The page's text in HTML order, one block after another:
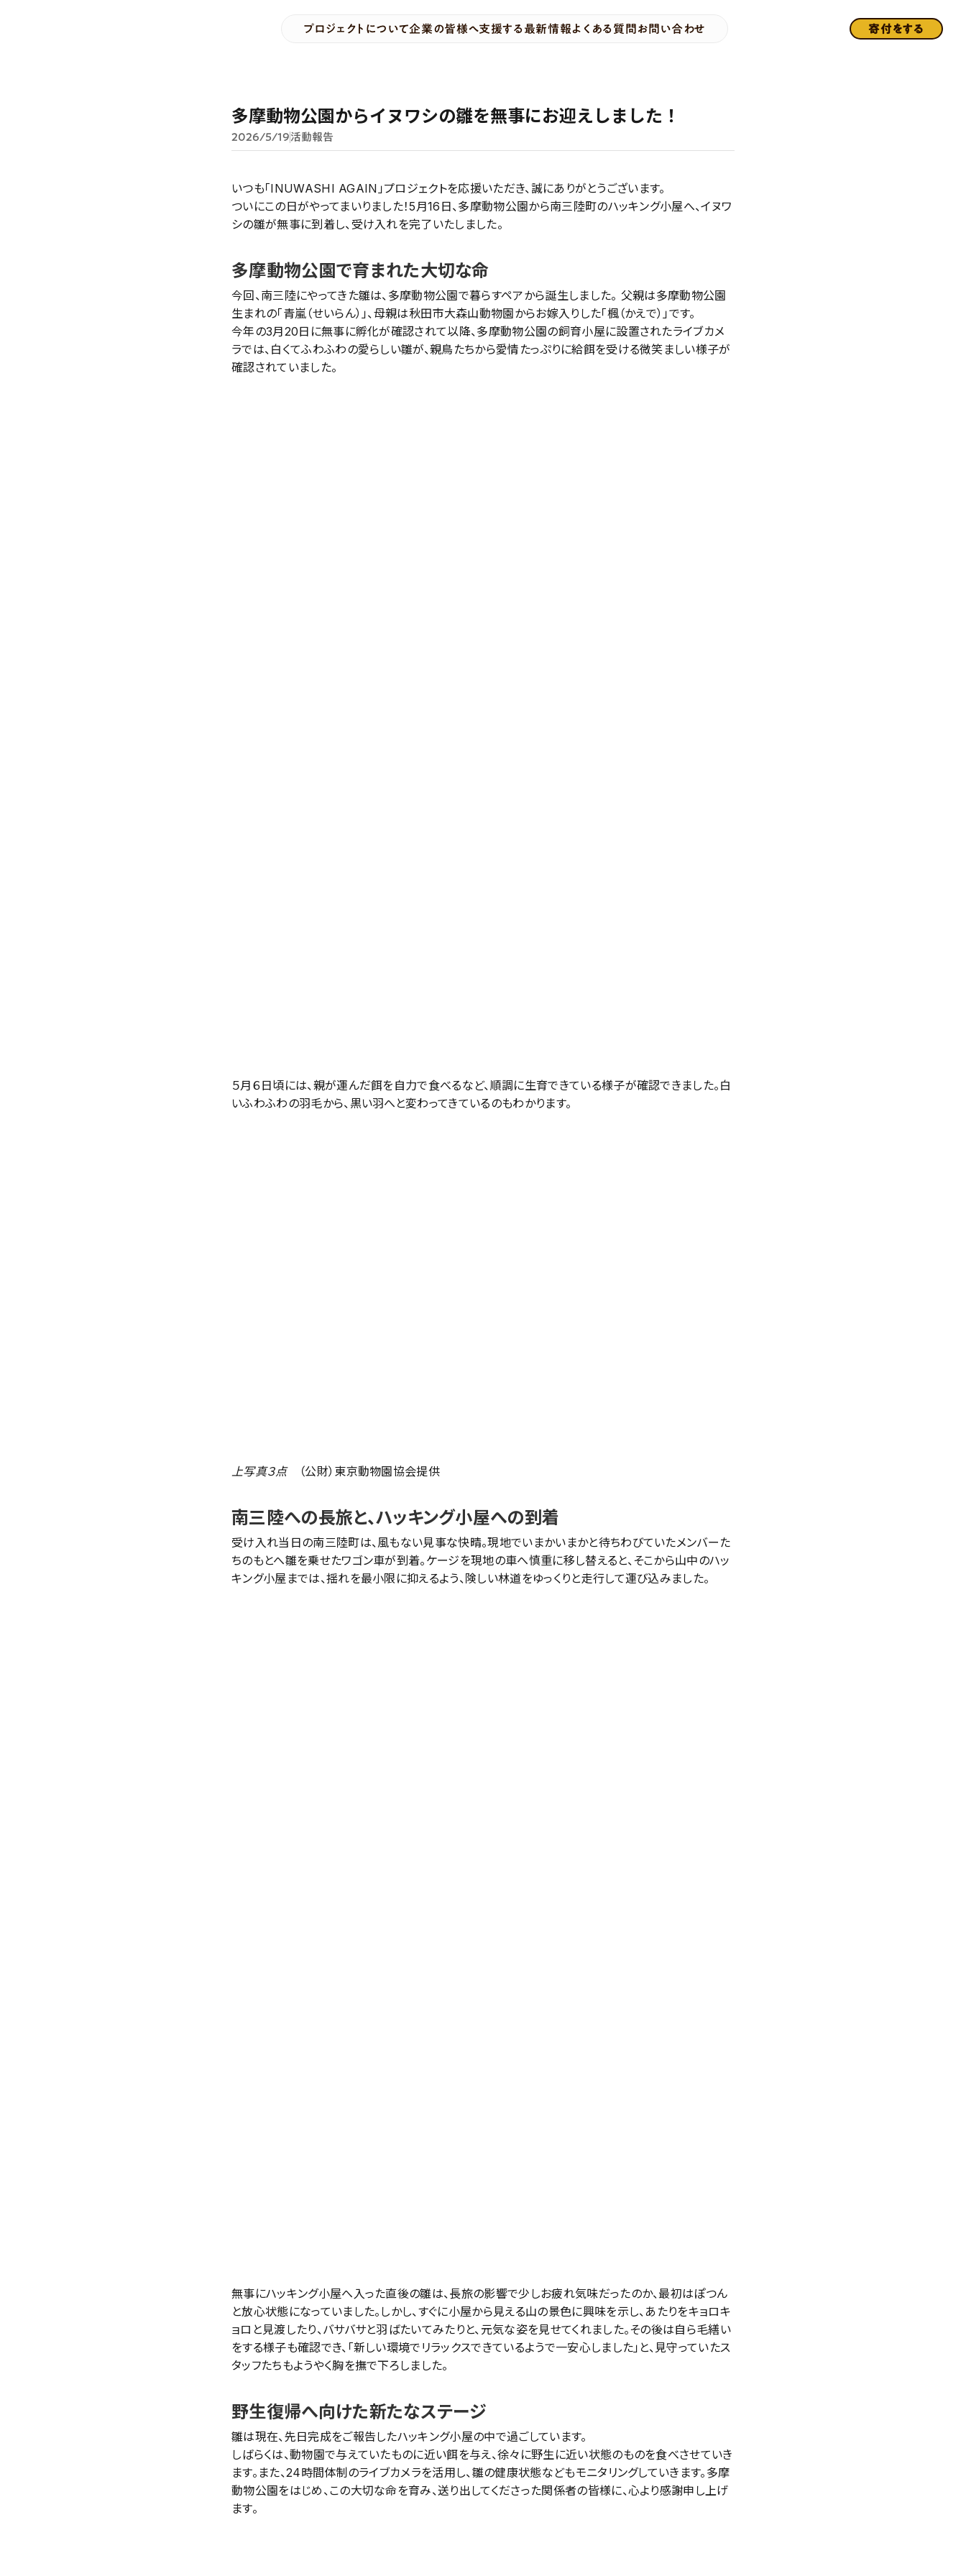
プロジェクトについて企業の皆様へ支援する最新情報よくある質問お問い合わせ 寄付をする
2026/5/19活動報告
多摩動物公園からイヌワシの雛を無事にお迎えしました！
いつも「INUWASHI AGAIN」プロジェクトを応援いただき、誠にありがとうございます。
ついにこの日がやってまいりました！5月16日、多摩動物公園から南三陸町のハッキング小屋へ、イヌワ
シの雛が無事に到着し、受け入れを完了いたしました。
多摩動物公園で育まれた大切な命
今回、南三陸にやってきた雛は、多摩動物公園で暮らすペアから誕生しました。 父親は多摩動物公園
生まれの「青嵐（せいらん）」、母親は秋田市大森山動物園からお嫁入りした「楓（かえで）」です。
今年の3月20日に無事に孵化が確認されて以降、多摩動物公園の飼育小屋に設置されたライブカメ
ラでは、白くてふわふわの愛らしい雛が、親鳥たちから愛情たっぷりに給餌を受ける微笑ましい様子が
確認されていました。
５月６日頃には、親が運んだ餌を自力で食べるなど、順調に生育できている様子が確認できました。白
いふわふわの羽毛から、黒い羽へと変わってきているのもわかります。
上写真３点 （公財）東京動物園協会提供
南三陸への長旅と、ハッキング小屋への到着
受け入れ当日の南三陸町は、風もない見事な快晴。現地でいまかいまかと待ちわびていたメンバーた
ちのもとへ雛を乗せたワゴン車が到着。ケージを現地の車へ慎重に移し替えると、そこから山中のハッ
キング小屋までは、揺れを最小限に抑えるよう、険しい林道をゆっくりと走行して運び込みました。
無事にハッキング小屋へ入った直後の雛は、長旅の影響で少しお疲れ気味だったのか、最初はぽつん
と放心状態になっていました。しかし、すぐに小屋から見える山の景色に興味を示し、あたりをキョロキ
ョロと見渡したり、バサバサと羽ばたいてみたりと、元気な姿を見せてくれました。その後は自ら毛繕い
をする様子も確認でき、「新しい環境でリラックスできているようで一安心しました」と、見守っていたス
タッフたちもようやく胸を撫で下ろしました。
野生復帰へ向けた新たなステージ
雛は現在、先日完成をご報告したハッキング小屋の中で過ごしています。
しばらくは、動物園で与えていたものに近い餌を与え、徐々に野生に近い状態のものを食べさせていき
ます。また、24時間体制のライブカメラを活用し、雛の健康状態などもモニタリングしていきます。多摩
動物公園をはじめ、この大切な命を育み、送り出してくださった関係者の皆様に、心より感謝申し上げ
ます。